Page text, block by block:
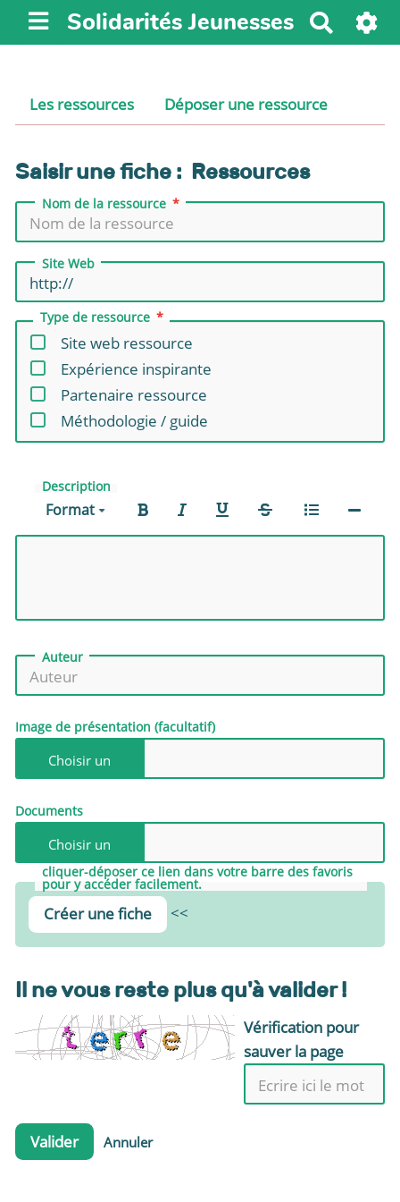
Solidarités Jeunesses
e
e
Les ressources Déposer une ressource
Saisir une fiche : Ressources
Nom de la ressource
Site Web
Type de ressource
Site web ressource
Expérience inspirante
Partenaire ressource
Méthodologie / guide
Description
Format
Auteur
Image de présentation (facultatif)
Documents
cliquer-déposer ce lien dans votre barre des favoris
pour y accéder facilement.
Créer une fiche <<
Il ne vous reste plus qu'à valider !
Vérification pour
sauver la page
Valider Annuler